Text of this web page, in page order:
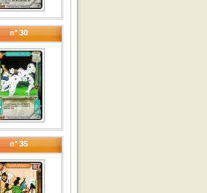
n° 30
n° 35